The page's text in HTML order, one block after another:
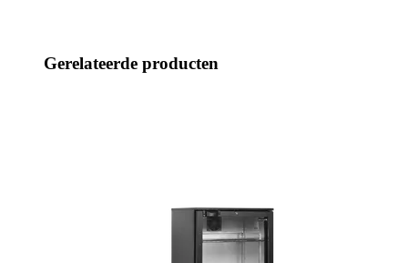
Gerelateerde producten